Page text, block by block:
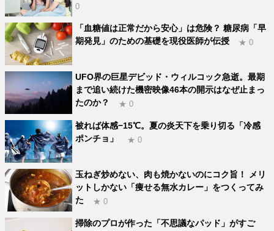
0
「血糖値は正常だから安心」は危険？ 糖尿病「早
期発見」のための基礎を現役医師が伝授
★ 0
UFO界の巨星デビッド・ウィルコック急逝。最期
まで追い続けた機密映像46本の開示はなぜ止まっ
たのか？
★ 0
被れば体感−15℃。夏の炎天下を乗り切る「冷感
ポンチョ」
★ 0
玉ねぎ炒めない、肉も焼かないのにコク旨！ メリ
ットしかない「痩せる無水カレー」をつくってみ
た
★ 0
掃除のプロが作った「不思議なパッド」がすご